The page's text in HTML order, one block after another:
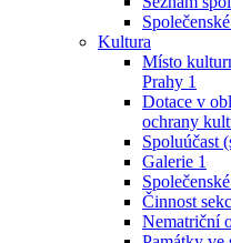
Kultura
Místo
Prahy 1
Dotace v
ochrany
Spoluúčast
Galerie 1
Činnost
Nematriční